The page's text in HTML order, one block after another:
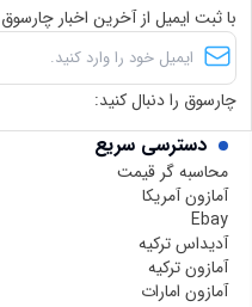
دسترسی سریع
محاسبه گر قیمت
آمازون آمریکا
Ebay
آدیداس ترکیه
آمازون ترکیه
آمازون امارات
با ثبت ایمیل از آخرین اخبار
چارسوق را دنبال کنید: